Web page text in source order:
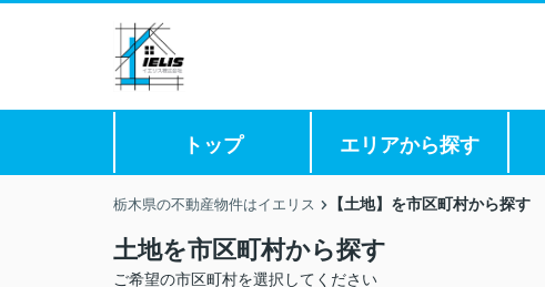
トップ エリアから探す
栃木県の不動産物件はイエリス 【土地】を市区町村から探す
土地を市区町村から探す
ご希望の市区町村を選択してください